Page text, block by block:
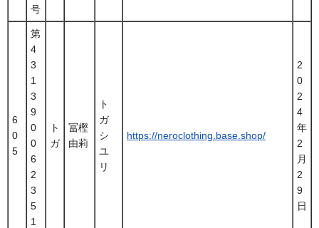
号
6
0
5
第
4
3
1
3
9
0
0
6
2
3
5
1
ト
ガ
冨樫
由莉
ト
ガ
シ
ユ
リ
https://neroclothing.base.shop/
2
0
2
4
年
2
月
2
9
日